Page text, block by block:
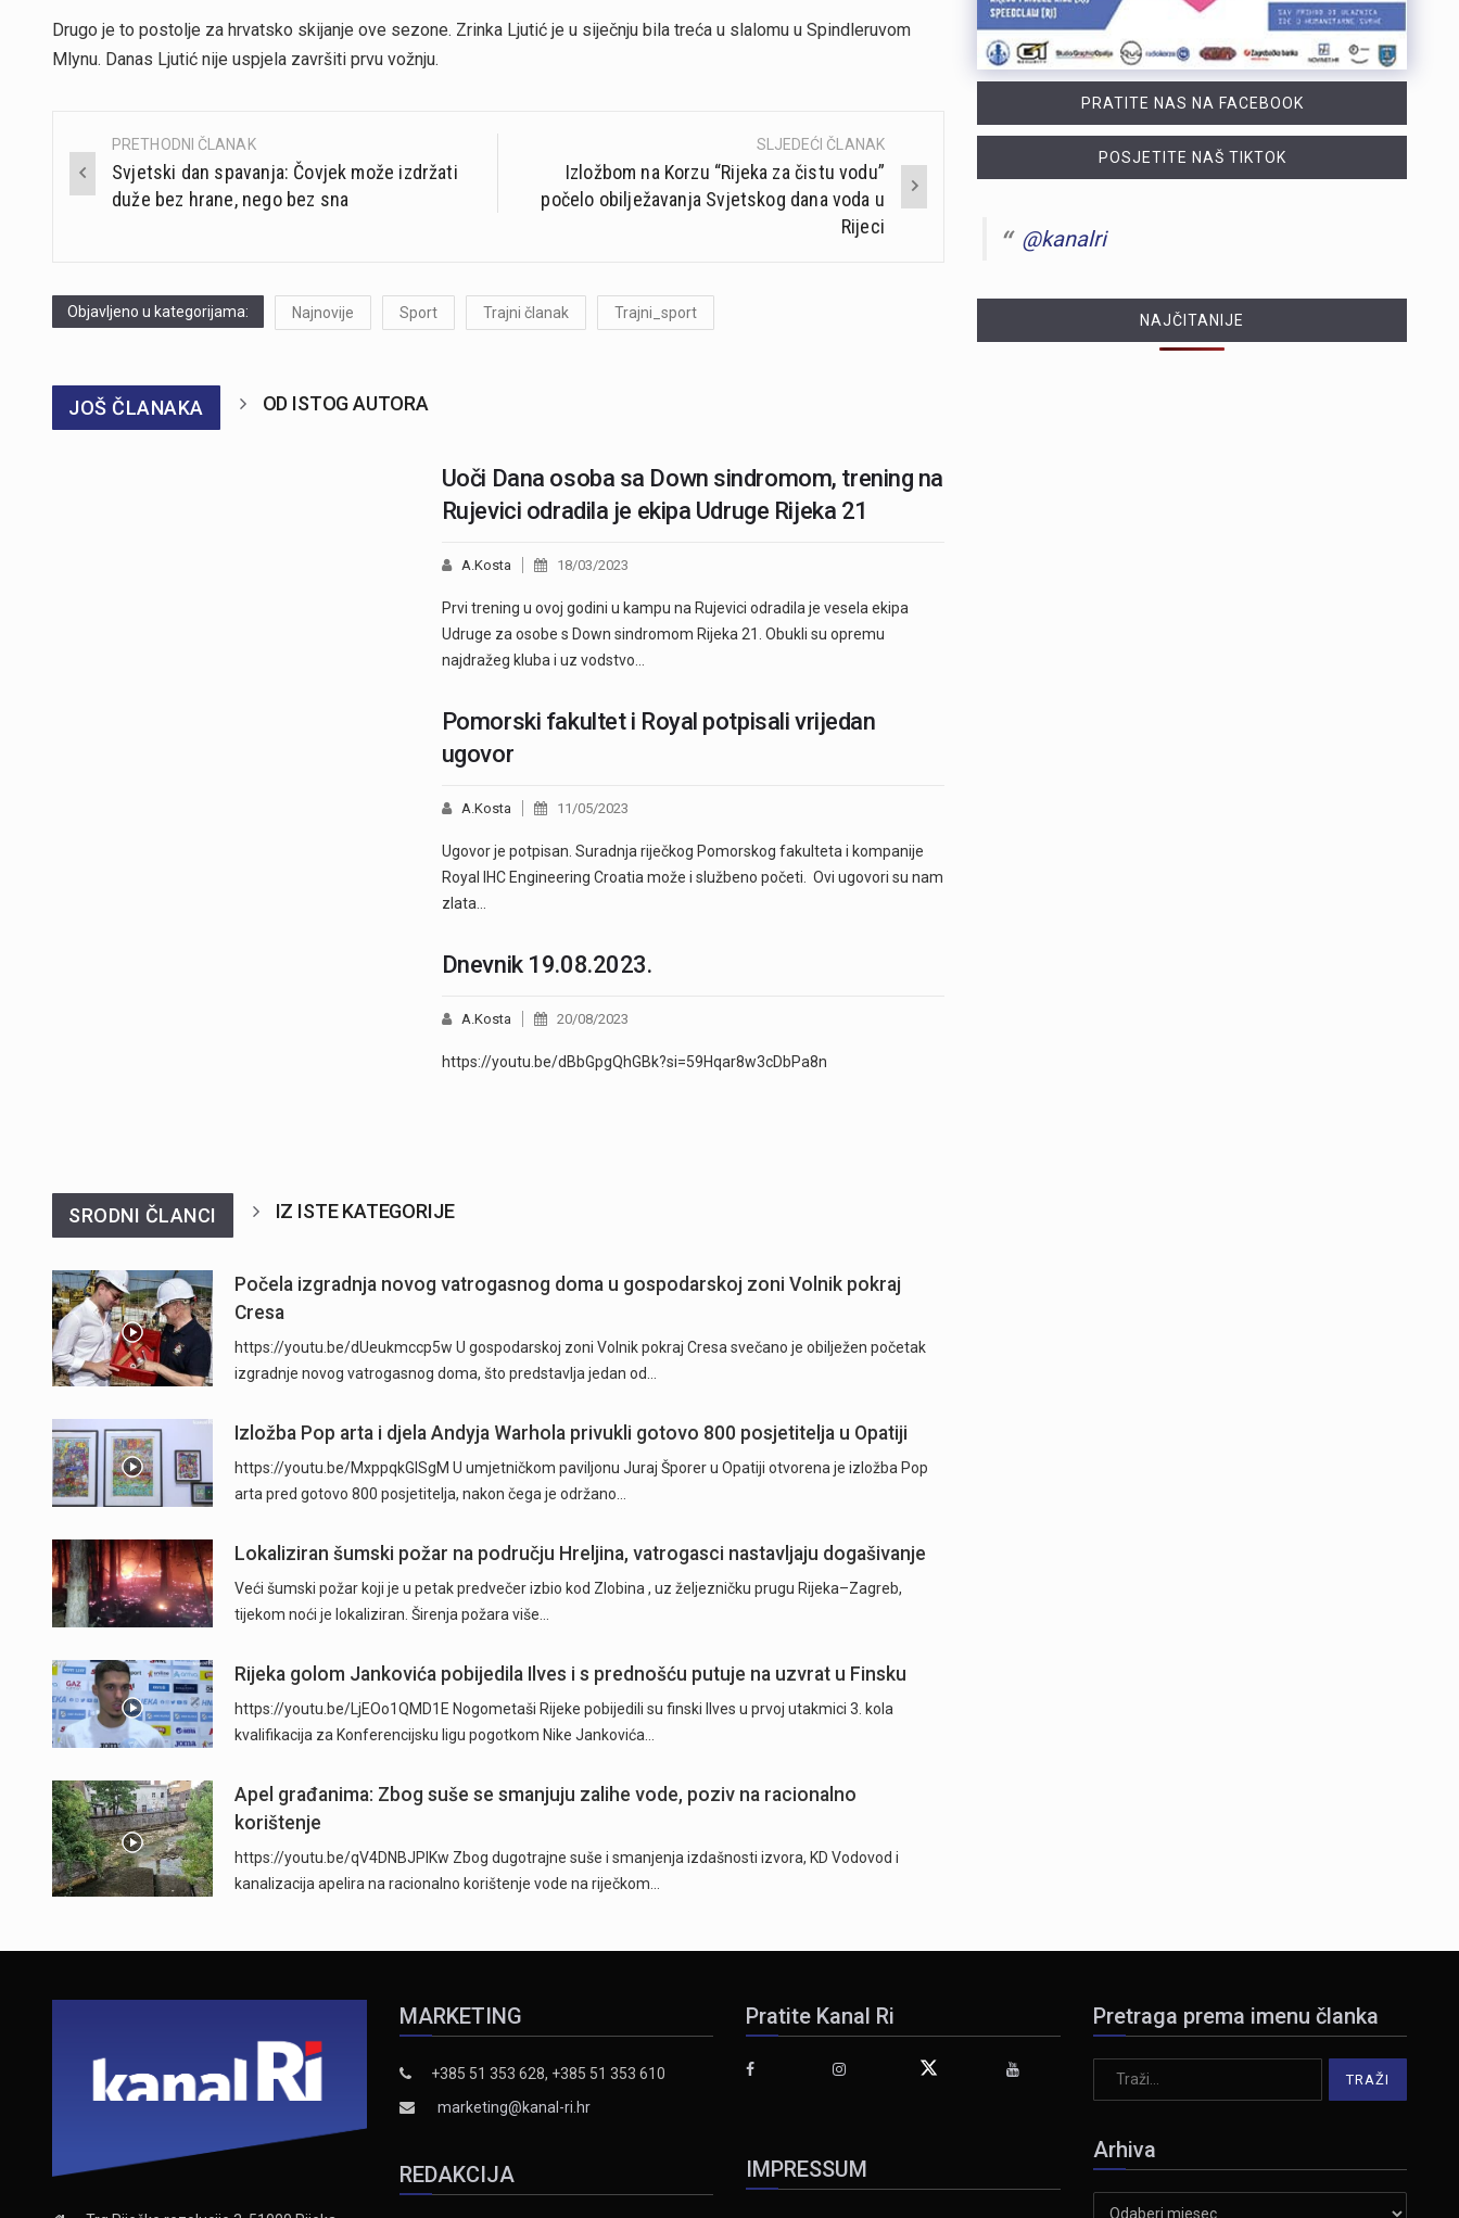
Drugo je to postolje za hrvatsko skijanje ove sezone. Zrinka Ljutić je u siječnju bila treća u slalomu u Spindleruvom
Mlynu. Danas Ljutić nije uspjela završiti prvu vožnju.
Post
navigation
PRETHODNI ČLANAK
Svjetski dan spavanja: Čovjek može izdržati
duže bez hrane, nego bez sna
SLJEDEĆI ČLANAK
Izložbom na Korzu “Rijeka za čistu vodu”
počelo obilježavanja Svjetskog dana voda u
Rijeci
Objavljeno u kategorijama: Najnovije Sport Trajni članak Trajni_sport
JOŠ ČLANAKA OD ISTOG AUTORA
Uoči Dana osoba sa Down sindromom, trening na
Rujevici odradila je ekipa Udruge Rijeka 21
A.Kosta 18/03/2023
Prvi trening u ovoj godini u kampu na Rujevici odradila je vesela ekipa
Udruge za osobe s Down sindromom Rijeka 21. Obukli su opremu
najdražeg kluba i uz vodstvo…
Pomorski fakultet i Royal potpisali vrijedan
ugovor
A.Kosta 11/05/2023
Ugovor je potpisan. Suradnja riječkog Pomorskog fakulteta i kompanije
Royal IHC Engineering Croatia može i službeno početi. Ovi ugovori su nam
zlata…
Dnevnik 19.08.2023.
A.Kosta 20/08/2023
https://youtu.be/dBbGpgQhGBk?si=59Hqar8w3cDbPa8n
SRODNI ČLANCI IZ ISTE KATEGORIJE
Počela izgradnja novog vatrogasnog doma u gospodarskoj zoni Volnik pokraj
Cresa
https://youtu.be/dUeukmccp5w U gospodarskoj zoni Volnik pokraj Cresa svečano je obilježen početak
izgradnje novog vatrogasnog doma, što predstavlja jedan od…
Izložba Pop arta i djela Andyja Warhola privukli gotovo 800 posjetitelja u Opatiji
https://youtu.be/MxppqkGISgM U umjetničkom paviljonu Juraj Šporer u Opatiji otvorena je izložba Pop
arta pred gotovo 800 posjetitelja, nakon čega je održano…
Lokaliziran šumski požar na području Hreljina, vatrogasci nastavljaju dogašivanje
Veći šumski požar koji je u petak predvečer izbio kod Zlobina , uz željezničku prugu Rijeka–Zagreb,
tijekom noći je lokaliziran. Širenja požara više…
Rijeka golom Jankovića pobijedila Ilves i s prednošću putuje na uzvrat u Finsku
https://youtu.be/LjEOo1QMD1E Nogometaši Rijeke pobijedili su finski Ilves u prvoj utakmici 3. kola
kvalifikacija za Konferencijsku ligu pogotkom Nike Jankovića…
Apel građanima: Zbog suše se smanjuju zalihe vode, poziv na racionalno
korištenje
https://youtu.be/qV4DNBJPlKw Zbog dugotrajne suše i smanjenja izdašnosti izvora, KD Vodovod i
kanalizacija apelira na racionalno korištenje vode na riječkom…
PRATITE NAS NA FACEBOOK
POSJETITE NAŠ TIKTOK
@kanalri
NAJČITANIJE
MARKETING
+385 51 353 628, +385 51 353 610
marketing@kanal-ri.hr
REDAKCIJA
Pratite Kanal Ri
IMPRESSUM
Pretraga prema imenu članka
Arhiva